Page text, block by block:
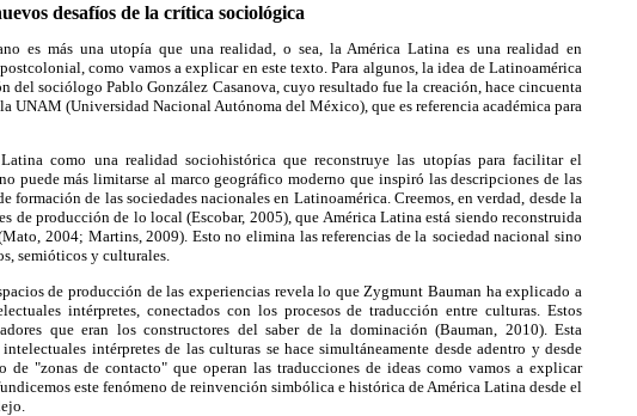
desafíos de la crítica sociológica
es más una utopía que una realidad, o sea, la América Latina es una realidad en
como vamos a explicar en este texto. Para algunos, la idea de Latinoamérica
del sociólogo Pablo González Casanova, cuyo resultado fue la creación, hace cincuenta
UNAM (Universidad Nacional Autónoma del México), que es referencia académica para
como una realidad sociohistórica que reconstruye las utopías para facilitar el
puede más limitarse al marco geográfico moderno que inspiró las descripciones de las
formación de las sociedades nacionales en Latinoamérica. Creemos, en verdad, desde la
de producción de lo local (Escobar, 2005), que América Latina está siendo reconstruida
2004; Martins, 2009). Esto no elimina las referencias de la sociedad nacional sino
semióticos y culturales.
de producción de las experiencias revela lo que Zygmunt Bauman ha explicado a
intérpretes, conectados con los procesos de traducción entre culturas. Estos
que eran los constructores del saber de la dominación (Bauman, 2010). Esta
intérpretes de las culturas se hace simultáneamente desde adentro y desde
de "zonas de contacto" que operan las traducciones de ideas como vamos a explicar
este fenómeno de reinvención simbólica e histórica de América Latina desde el